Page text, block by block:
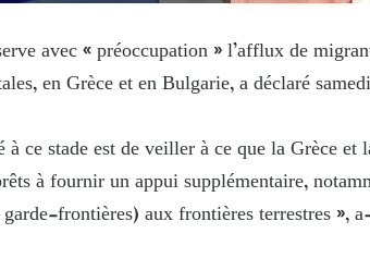
avec « préoccupation » l’afflux de
en Grèce et en Bulgarie, a déclaré
ce stade est de veiller à ce que la Grèce
à fournir un appui supplémentaire,
garde-frontières) aux frontières terrestres